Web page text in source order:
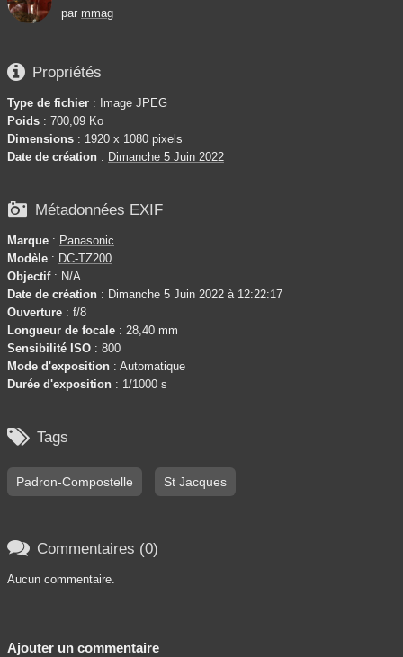
par mmag
 Propriétés
Type de fichier : Image JPEG
Poids : 700,09 Ko
Dimensions : 1920 x 1080 pixels
Date de création : Dimanche 5 Juin 2022
 Métadonnées EXIF
Marque : Panasonic
Modèle : DC-TZ200
Objectif: N/A
Date de création : Dimanche 5 Juin 2022 à 12:22:17
Ouverture : f/8
Longueur de focale : 28,40 mm
Sensibilité ISO : 800
Mode d'exposition : Automatique
Durée d'exposition : 1/1000 s
 Tags
Padron-Compostelle St Jacques
 Commentaires (0)
Aucun commentaire.
Ajouter un commentaire